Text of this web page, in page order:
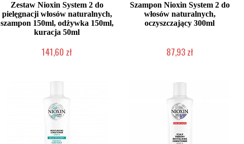
Zestaw Nioxin System 2 do
pielęgnacji włosów naturalnych,
szampon 150ml, odżywka 150ml,
kuracja 50ml
141,60 zł
Szampon Nioxin System 2 do
włosów naturalnych,
oczyszczający 300ml
87,93 zł